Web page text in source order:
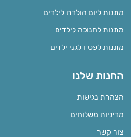
מתנות ליום הולדת לילדים
מתנות לחנוכה לילדים
מתנות לפסח לגני ילדים
החנות שלנו
הצהרת נגישות
מדיניות משלוחים
צור קשר